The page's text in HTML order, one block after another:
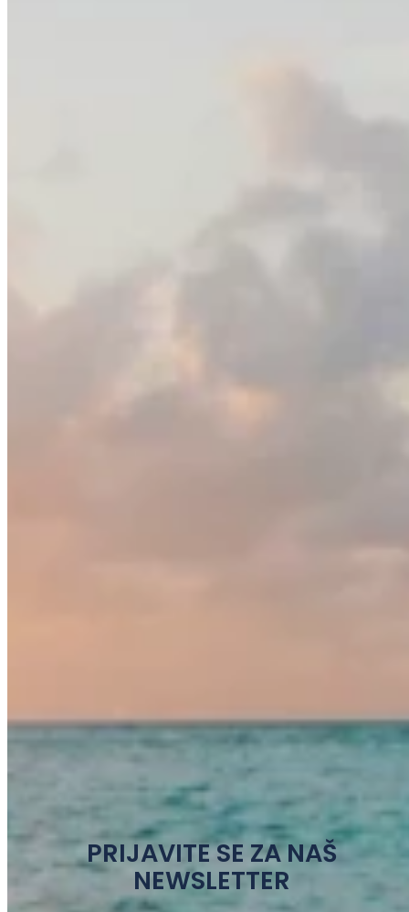
PRIJAVITE SE ZA NAŠ
NEWSLETTER